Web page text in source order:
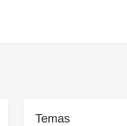
Temas